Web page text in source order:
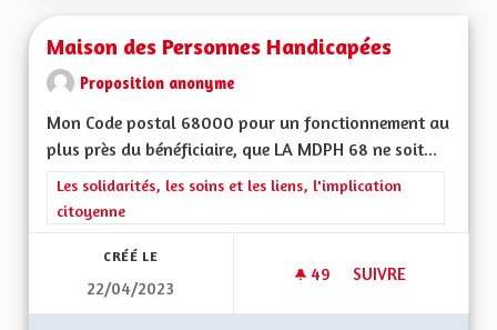
Maison des Personnes Handicapées
Proposition anonyme
Mon Code postal 68000 pour un fonctionnement au
plus près du bénéficiaire, que LA MDPH 68 ne soit...
Filtrer les résultats de la catégorie : Les solidarités, les soins
Les solidarités, les soins et les liens, l'implication
citoyenne
CRÉÉ LE
22/04/2023
49 49 ABONNÉS
SUIVRE